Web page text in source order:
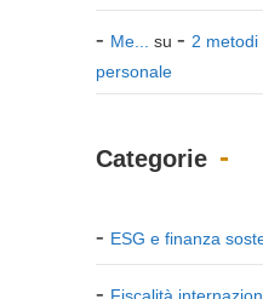
Me... su
2
personale
Categorie
ESG e finanza
Fiscalità